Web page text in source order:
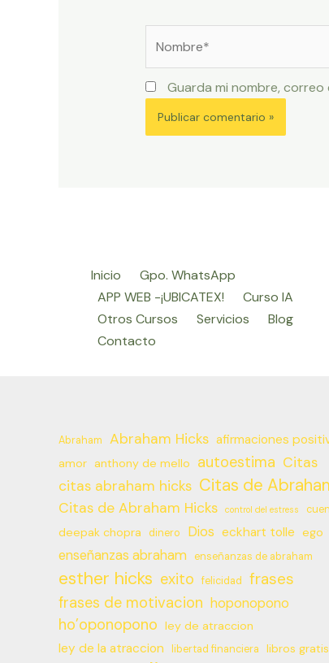
Guarda mi nombre,
Inicio
Gpo. WhatsApp
APP WEB -¡UBICATEX!
Curso IA
Otros Cursos
Servicios
Blog
Contacto
Abraham Abraham Hicks afirmaciones
amor anthony de mello autoestima Citas
citas abraham hicks Citas de
Citas de Abraham Hicks control del estress
deepak chopra dinero Dios eckhart tolle ego
enseñanzas abraham enseñanzas de abraham
esther hicks exito felicidad frases
frases de motivacion hoponopono
ho’oponopono ley de atraccion
ley de la atraccion libertad financiera libros gratis